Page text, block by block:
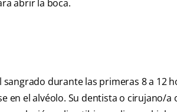
abrir la boca.
sangrado durante las primeras 8 a 12
en el alvéolo. Su dentista o cirujano/